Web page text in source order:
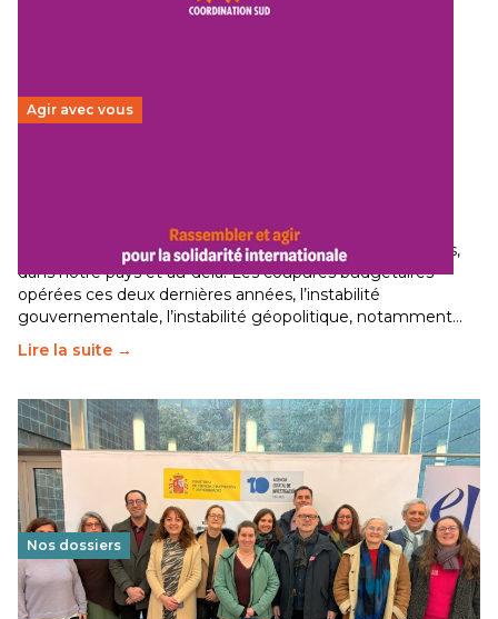
Agir avec vous
Le secteur humanitaire connaît des difficultés profondes,
dans notre pays et au-delà. Les coupures budgétaires
opérées ces deux dernières années, l’instabilité
gouvernementale, l’instabilité géopolitique, notamment…
Lire la suite →
Nos dossiers
Éducation au vivre-ensemble : un échange croisé